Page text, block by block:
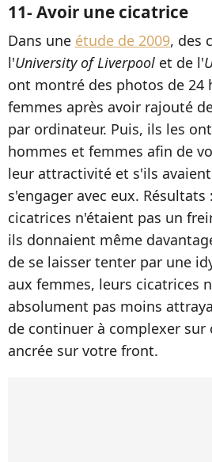
11- Avoir une cicatrice
Dans une étude de 2009, des
l'University of Liverpool et de l'
ont montré des photos de 24
femmes après avoir rajouté
par ordinateur. Puis, ils les
hommes et femmes afin de
leur attractivité et s'ils
s'engager avec eux.
cicatrices n'étaient pas un
ils donnaient même
de se laisser tenter par une
aux femmes, leurs cicatrices
absolument pas moins
de continuer à complexer sur
ancrée sur votre front.